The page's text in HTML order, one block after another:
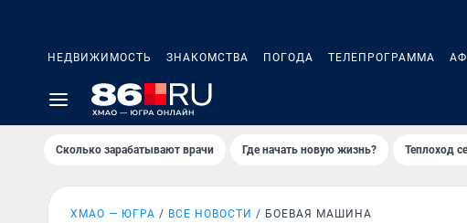
НЕДВИЖИМОСТЬ ЗНАКОМСТВА ПОГОДА ТЕЛЕПРОГРАММА
Сколько зарабатывают врачи Где начать новую жизнь? Теплоход
ХМАО — ЮГРА ВСЕ НОВОСТИ БОЕВАЯ МАШИНА